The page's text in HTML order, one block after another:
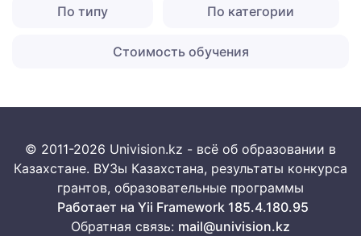
По типу По категории
Стоимость обучения
© 2011-2026 Univision.kz - всё об образовании в
Казахстане. ВУЗы Казахстана, результаты конкурса
грантов, образовательные программы
Работает на Yii Framework 185.4.180.95
Обратная связь: mail@univision.kz